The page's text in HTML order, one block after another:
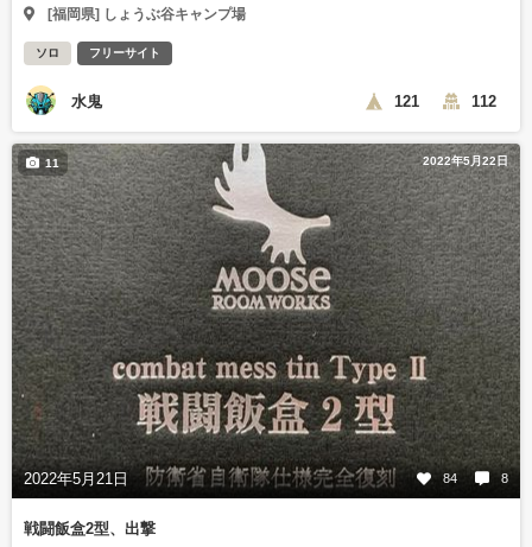
[福岡県] しょうぶ谷キャンプ場
ソロ フリーサイト
水鬼 121 112
2022年5月22日
2022年5月21日 84 8
11
戦闘飯盒2型、出撃